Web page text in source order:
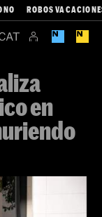
ROBOS
en